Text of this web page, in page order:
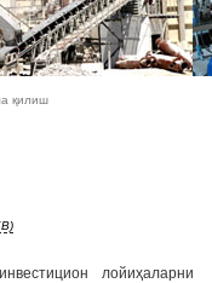
қилиш
лойиҳаларни